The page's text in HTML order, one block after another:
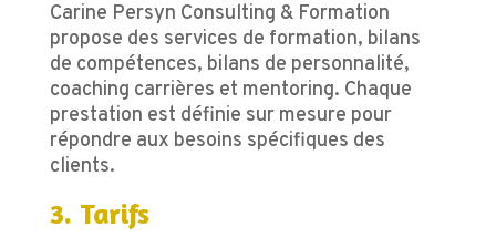
Carine Persyn Consulting & Formation
propose des services de formation, bilans
de compétences, bilans de personnalité,
coaching carrières et mentoring. Chaque
prestation est définie sur mesure pour
répondre aux besoins spécifiques des
clients.
3. Tarifs